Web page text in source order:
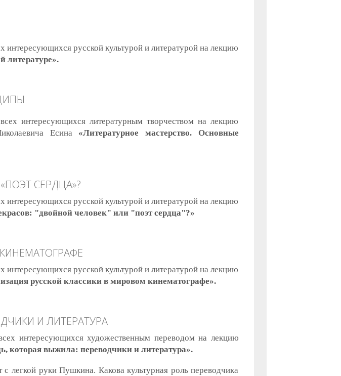
русской культурой и литературой на лекцию
литературе».
интересующихся литературным творчеством на лекцию
Есина «Литературное мастерство. Основные
СЕРДЦА»?
русской культурой и литературой на лекцию
"двойной человек" или "поэт сердца"?»
русской культурой и литературой на лекцию
русской классики в мировом кинематографе».
И ЛИТЕРАТУРА
интересующихся художественным переводом на лекцию
которая выжила: переводчики и литература».
руки Пушкина. Какова культурная роль переводчика